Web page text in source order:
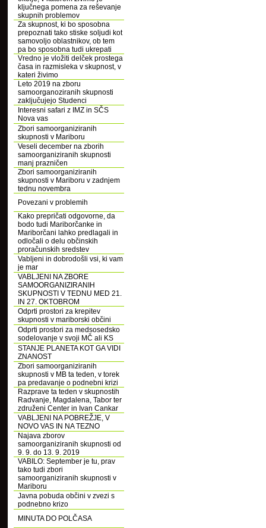
ključnega pomena za reševanje
skupnih problemov
Za skupnost, ki bo sposobna
prepoznati tako stiske soljudi kot
samovoljo oblastnikov, ob tem
pa bo sposobna tudi ukrepati
Vredno je vložiti delček prostega
časa in razmisleka v skupnost, v
kateri živimo
Leto 2019 na zboru
samoorganoziranih skupnosti
zaključujejo Studenci
Interesni safari z IMZ in SČS
Nova vas
Zbori samoorganiziranih
skupnosti v Mariboru
Veseli december na zborih
samoorganiziranih skupnosti
manj prazničen
Zbori samoorganiziranih
skupnosti v Mariboru v zadnjem
tednu novembra
Povezani v problemih
Kako prepričati odgovorne, da
bodo tudi Mariborčanke in
Mariborčani lahko predlagali in
odločali o delu občinskih
proračunskih sredstev
Vabljeni in dobrodošli vsi, ki vam
je mar
VABLJENI NA ZBORE
SAMOORGANIZIRANIH
SKUPNOSTI V TEDNU MED 21.
IN 27. OKTOBROM
Odprti prostori za krepitev
skupnosti v mariborski občini
Odprti prostori za medsosedsko
sodelovanje v svoji MČ ali KS
STANJE PLANETA KOT GA VIDI
ZNANOST
Zbori samoorganiziranih
skupnosti v MB ta teden, v torek
pa predavanje o podnebni krizi
Razprave ta teden v skupnostih
Radvanje, Magdalena, Tabor ter
združeni Center in Ivan Cankar
VABLJENI NA POBREŽJE, V
NOVO VAS IN NA TEZNO
Najava zborov
samoorganiziranih skupnosti od
9. 9. do 13. 9. 2019
VABILO: September je tu, prav
tako tudi zbori
samoorganiziranih skupnosti v
Mariboru
Javna pobuda občini v zvezi s
podnebno krizo
MINUTA DO POLČASA